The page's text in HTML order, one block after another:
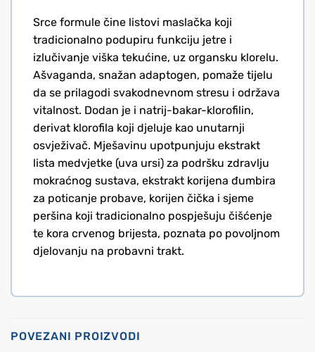
Srce formule čine listovi maslačka koji
tradicionalno podupiru funkciju jetre i
izlučivanje viška tekućine, uz organsku klorelu.
Ašvaganda, snažan adaptogen, pomaže tijelu
da se prilagodi svakodnevnom stresu i održava
vitalnost. Dodan je i natrij-bakar-klorofilin,
derivat klorofila koji djeluje kao unutarnji
osvježivač. Mješavinu upotpunjuju ekstrakt
lista medvjetke (uva ursi) za podršku zdravlju
mokraćnog sustava, ekstrakt korijena đumbira
za poticanje probave, korijen čička i sjeme
peršina koji tradicionalno pospješuju čišćenje
te kora crvenog brijesta, poznata po povoljnom
djelovanju na probavni trakt.
POVEZANI PROIZVODI